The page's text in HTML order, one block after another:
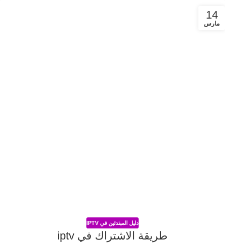
14
مارس
دليل المبتدئين في IPTV
طريقة الاشتراك في iptv